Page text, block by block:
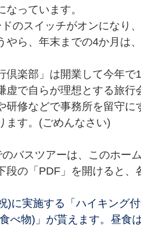
っています。
のスイッチがオンになり
やら、年末までの4か月は
楽部」は開業して今年で
で自らが理想とする旅行
研修などで事務所を留守に
ます。(ごめんなさい)
バスツアーは、このホー
段の「PDF」を開けると
)に実施する「ハイキング
べ物)」が貰えます。昼食